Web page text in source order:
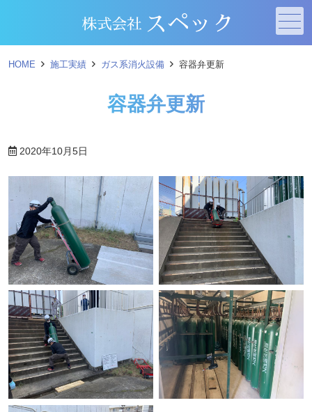
メニュー
HOME 施工実績 ガス系消火設備 容器弁更新
容器弁更新
2020年10月5日